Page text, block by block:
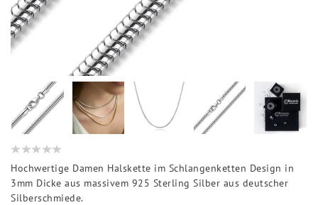
Hochwertige Damen Halskette im Schlangenketten Design in
3mm Dicke aus massivem 925 Sterling Silber aus deutscher
Silberschmiede.